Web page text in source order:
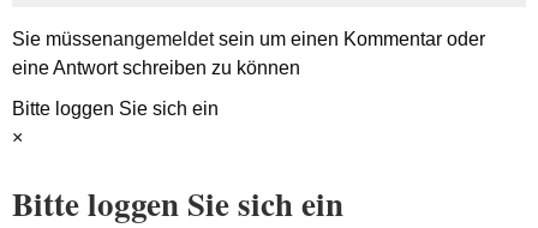
Sie müssenangemeldetsein um einen Kommentar oder
eine Antwort schreiben zu können
Bitte loggen Sie sich ein
×
Bitte loggen Sie sich ein